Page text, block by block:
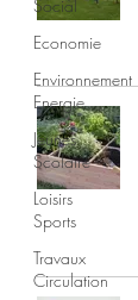
Social
Economie
Environnement
Energie
Jeunes
Scolaire
Loisirs
Sports
Travaux
Circulation